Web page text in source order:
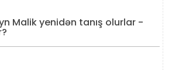
Malik yenidən tanış olurlar -